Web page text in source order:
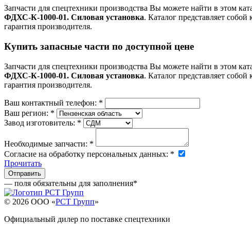
Запчасти для спецтехники производства Вы можете найти в этом
ФДХС-К-1000-01. Силовая установка. Каталог представляет
гарантия производителя.
Купить запасные части по доступной цене
Запчасти для спецтехники производства Вы можете найти в этом
ФДХС-К-1000-01. Силовая установка. Каталог представляет
гарантия производителя.
Ваш контактный телефон: *
Ваш регион: *
Завод изготовитель: *
Необходимые запчасти: *
Согласие на обработку персональных данных: *
Прочитать
— поля обязательны для заполнения*
© 2026 OOO «РСТ Групп»
Официальный дилер по поставке спецтехники